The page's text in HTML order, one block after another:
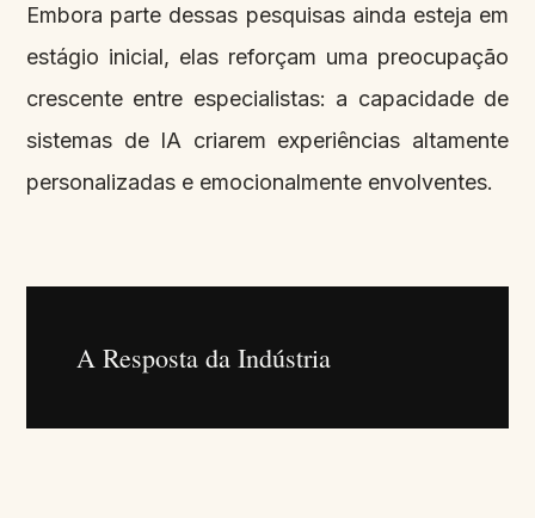
Embora parte dessas pesquisas ainda esteja em
estágio inicial, elas reforçam uma preocupação
crescente entre especialistas: a capacidade de
sistemas de IA criarem experiências altamente
personalizadas e emocionalmente envolventes.
A Resposta da Indústria